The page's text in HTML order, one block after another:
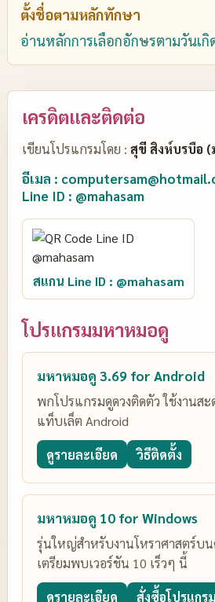
ตั้งชื่อตามหลักทักษา
อ่านหลักการเลือกอักษรตามวันเกิ
เครดิตและติดต่อ
เขียนโปรแกรมโดย : สุขี สิงห์บรบือ
อีเมล :
Line ID : @mahasam
สแกน Line ID : @mahasam
โปรแกรมมหาหมอดู
มหาหมอดู 3.69 for Android
พกโปรแกรมดูดวงติดตัว ใช้งานส
แท็บเล็ต Android
ดูรายละเอียด วิธีติดตั้ง
มหาหมอดู 10 for Windows
รุ่นใหญ่สำหรับงานโหราศาสตร์บ
เตรียมพบเวอร์ชัน 10 เร็วๆ นี้
ดูรายละเอียด สั่งซื้อโปรแกรม